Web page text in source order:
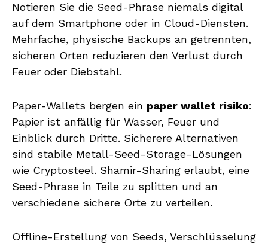
Notieren Sie die Seed-Phrase niemals digital
auf dem Smartphone oder in Cloud-Diensten.
Mehrfache, physische Backups an getrennten,
sicheren Orten reduzieren den Verlust durch
Feuer oder Diebstahl.
Paper-Wallets bergen ein paper wallet risiko:
Papier ist anfällig für Wasser, Feuer und
Einblick durch Dritte. Sicherere Alternativen
sind stabile Metall-Seed-Storage-Lösungen
wie Cryptosteel. Shamir-Sharing erlaubt, eine
Seed-Phrase in Teile zu splitten und an
verschiedene sichere Orte zu verteilen.
Offline-Erstellung von Seeds, Verschlüsselung